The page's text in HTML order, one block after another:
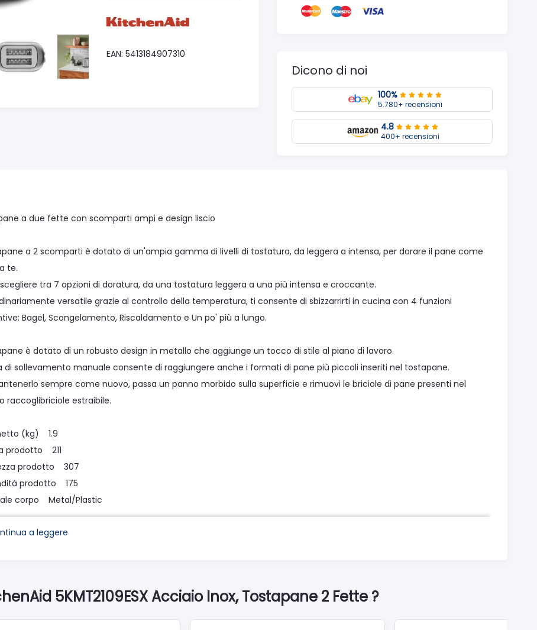
EAN: 5413184907310
Dicono di noi
100%
5.780+ recensioni
4.8
400+ recensioni
a due fette con scomparti ampi e design liscio
a 2 scomparti è dotato di un'ampia gamma di livelli di tostatura, da leggera a intensa, per dorare il pane come
te.
tra 7 opzioni di doratura, da una tostatura leggera a una più intensa e croccante.
versatile grazie al controllo della temperatura, ti consente di sbizzarrirti in cucina con 4 funzioni
Bagel, Scongelamento, Riscaldamento e Un po' più a lungo.
è dotato di un robusto design in metallo che aggiunge un tocco di stile al piano di lavoro.
di sollevamento manuale consente di raggiungere anche i formati di pane più piccoli inseriti nel tostapane.
sempre come nuovo, passa un panno morbido sulla superficie e rimuovi le briciole di pane presenti nel
raccoglibriciole estraibile.
(kg) 1.9
prodotto 211
prodotto 307
prodotto 175
corpo Metal/Plastic
contiene:
a leggere
5KMT2109ESX Acciaio Inox, Tostapane 2 Fette ?